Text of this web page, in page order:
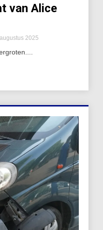
van Alice
2025